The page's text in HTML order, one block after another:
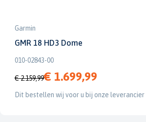
Garmin
GMR 18 HD3 Dome
010-02843-00
€ 2.159,99€ 1.699,99
Dit bestellen wij voor u bij onze leverancier